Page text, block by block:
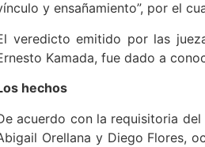
y ensañamiento”, por el
veredicto emitido por las
Kamada, fue dado a
hechos
acuerdo con la requisitoria
Orellana y Diego Flores,